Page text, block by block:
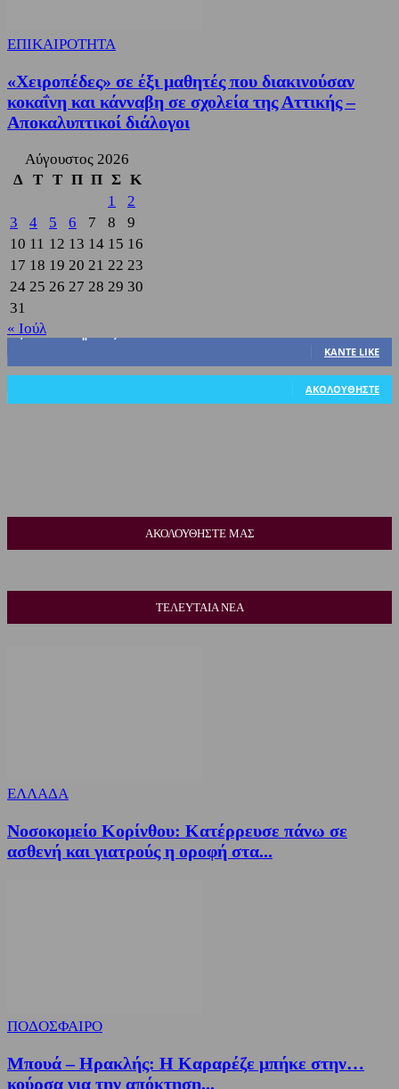
ΕΠΙΚΑΙΡΟΤΗΤΑ
«Χειροπέδες» σε έξι μαθητές που διακινούσαν
κοκαΐνη και κάνναβη σε σχολεία της Αττικής –
Αποκαλυπτικοί διάλογοι
Αύγουστος 2026
Δ
Τ Τ Π Π Σ Κ
1
2
3
4 5 6 7 8
9
10 11 12 13 14 15 16
17 18 19 20 21 22 23
24 25 26 27 28 29 30
31
« Ιούλ
3,822
ΚΆΝΤΕ LIKE
ΑΚΟΛΟΥΘΉΣΤΕ
ΑΚΟΛΟΥΘΗΣΤΕ ΜΑΣ
ΤΕΛΕΥΤΑΙΑ ΝΕΑ
ΕΛΛΑΔΑ
Νοσοκομείο Κορίνθου: Κατέρρευσε πάνω σε
ασθενή και γιατρούς η οροφή στα...
ΠΟΔΟΣΦΑΙΡΟ
Μπουά – Ηρακλής: Η Καραρέζε μπήκε στην…
κούρσα για την απόκτηση...